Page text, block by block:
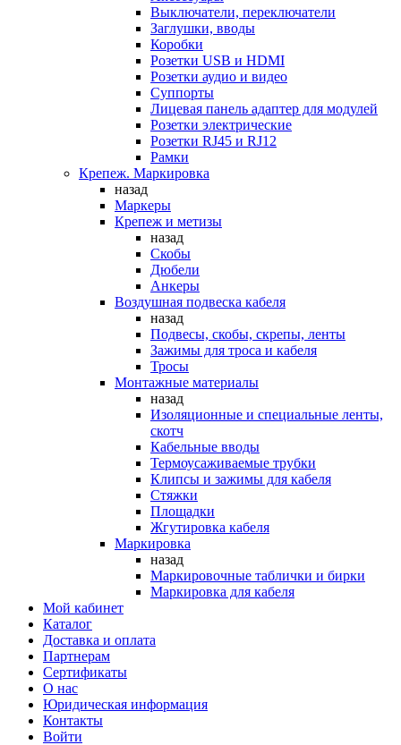
Выключатели, переключатели
Заглушки, вводы
Коробки
Розетки USB и HDMI
Розетки аудио и видео
Суппорты
Лицевая панель адаптер для модулей
Розетки электрические
Розетки RJ45 и RJ12
Рамки
Крепеж. Маркировка
назад
Маркеры
Крепеж и метизы
назад
Скобы
Дюбели
Анкеры
Воздушная подвеска кабеля
назад
Подвесы, скобы, скрепы, ленты
Зажимы для троса и кабеля
Тросы
Монтажные материалы
назад
Изоляционные и специальные ленты,
скотч
Кабельные вводы
Термоусаживаемые трубки
Клипсы и зажимы для кабеля
Стяжки
Площадки
Жгутировка кабеля
Маркировка
назад
Маркировочные таблички и бирки
Маркировка для кабеля
Мой кабинет
Каталог
Доставка и оплата
Партнерам
Сертификаты
О нас
Юридическая информация
Контакты
Войти